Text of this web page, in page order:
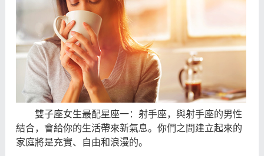
雙子座女生最配星座一：射手座，與射手座的男性
結合，會給你的生活帶來新氣息。你們之間建立起來的
家庭將是充實、自由和浪漫的。